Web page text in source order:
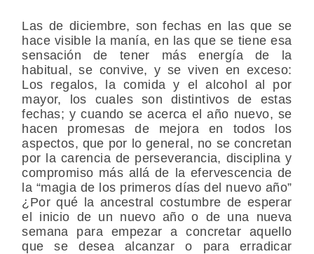
Las de diciembre, son fechas en las que se
hace visible la manía, en las que se tiene esa
sensación de tener más energía de la
habitual, se convive, y se viven en exceso:
Los regalos, la comida y el alcohol al por
mayor, los cuales son distintivos de estas
fechas; y cuando se acerca el año nuevo, se
hacen promesas de mejora en todos los
aspectos, que por lo general, no se concretan
por la carencia de perseverancia, disciplina y
compromiso más allá de la efervescencia de
la “magia de los primeros días del nuevo año”
¿Por qué la ancestral costumbre de esperar
el inicio de un nuevo año o de una nueva
semana para empezar a concretar aquello
que se desea alcanzar o para erradicar